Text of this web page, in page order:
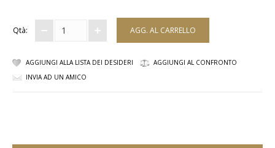
PIGIAMI
SCUOLA
Qtà:
AGGIUNGI ALLA LISTA DEI DESIDERI
AGGIUNGI AL CONFRONTO
INVIA AD UN AMICO